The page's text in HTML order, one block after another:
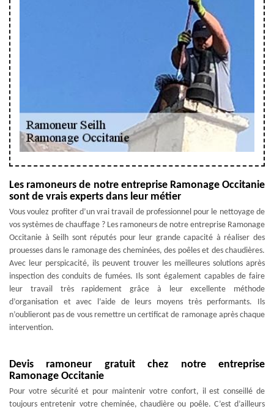
Les ramoneurs de notre entreprise Ramonage Occitanie
sont de vrais experts dans leur métier
Vous voulez profiter d’un vrai travail de professionnel pour le nettoyage de
vos systèmes de chauffage ? Les ramoneurs de notre entreprise Ramonage
Occitanie à Seilh sont réputés pour leur grande capacité à réaliser des
prouesses dans le ramonage des cheminées, des poêles et des chaudières.
Avec leur perspicacité, ils peuvent trouver les meilleures solutions après
inspection des conduits de fumées. Ils sont également capables de faire
leur travail très rapidement grâce à leur excellente méthode
d’organisation et avec l’aide de leurs moyens très performants. Ils
n’oublieront pas de vous remettre un certificat de ramonage après chaque
intervention.
Devis ramoneur gratuit chez notre entreprise
Ramonage Occitanie
Pour votre sécurité et pour maintenir votre confort, il est conseillé de
toujours entretenir votre cheminée, chaudière ou poêle. C’est d’ailleurs